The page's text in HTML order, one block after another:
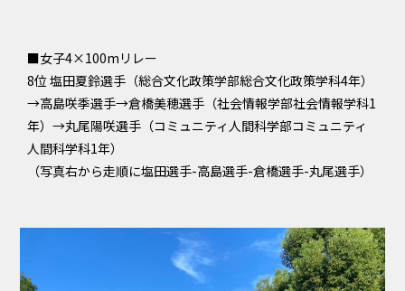
■女子4×100mリレー
8位 塩田夏鈴選手（総合文化政策学部総合文化政策学科4年）
→高島咲季選手→倉橋美穂選手（社会情報学部社会情報学科1
年）→丸尾陽咲選手（コミュニティ人間科学部コミュニティ
人間科学科1年）
（写真右から走順に塩田選手-高島選手-倉橋選手-丸尾選手）